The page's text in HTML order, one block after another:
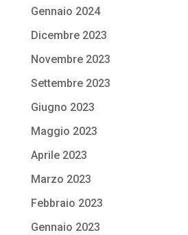
Gennaio 2024
Dicembre 2023
Novembre 2023
Settembre 2023
Giugno 2023
Maggio 2023
Aprile 2023
Marzo 2023
Febbraio 2023
Gennaio 2023